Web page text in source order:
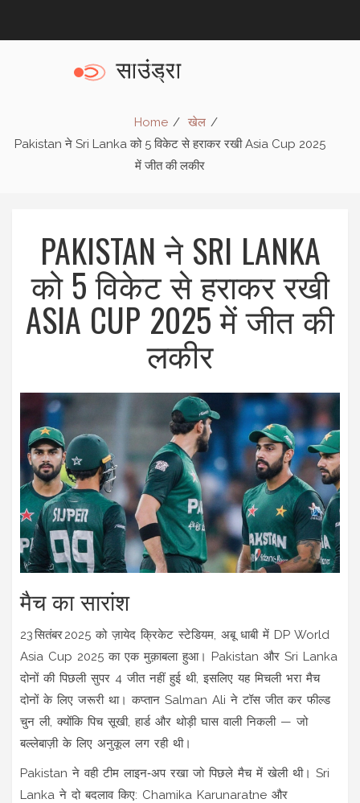
Home
खेल
Pakistan ने Sri Lanka को 5 विकेट से हराकर रखी Asia Cup 2025
में जीत की लकीर
PAKISTAN ने SRI LANKA
को 5 विकेट से हराकर रखी
ASIA CUP 2025 में जीत की
लकीर
मैच का सारांश
23 सितंबर 2025 को ज़ायेद क्रिकेट स्टेडियम, अबू धाबी में DP World
Asia Cup 2025 का एक मुक़ाबला हुआ। Pakistan और Sri Lanka
दोनों की पिछली सुपर 4 जीत नहीं हुई थी, इसलिए यह मिचली भरा मैच
दोनों के लिए जरूरी था। कप्तान Salman Ali ने टॉस जीत कर फील्ड
चुन ली, क्योंकि पिच सूखी, हार्ड और थोड़ी घास वाली निकली — जो
बल्लेबाज़ी के लिए अनुकूल लग रही थी।
Pakistan ने वही टीम लाइन‑अप रखा जो पिछले मैच में खेली थी। Sri
Lanka ने दो बदलाव किए: Chamika Karunaratne और